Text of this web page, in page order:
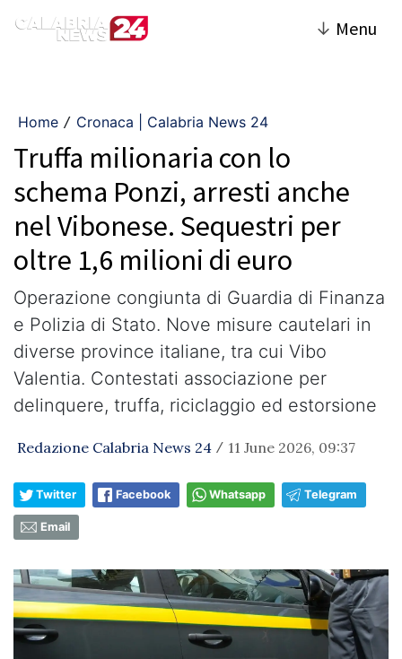
↓ Menu
Home / Cronaca | Calabria News 24
Truffa milionaria con lo
schema Ponzi, arresti anche
nel Vibonese. Sequestri per
oltre 1,6 milioni di euro
Operazione congiunta di Guardia di Finanza
e Polizia di Stato. Nove misure cautelari in
diverse province italiane, tra cui Vibo
Valentia. Contestati associazione per
delinquere, truffa, riciclaggio ed estorsione
Redazione Calabria News 24 / 11 June 2026, 09:37
Twitter Facebook Whatsapp Telegram
Email